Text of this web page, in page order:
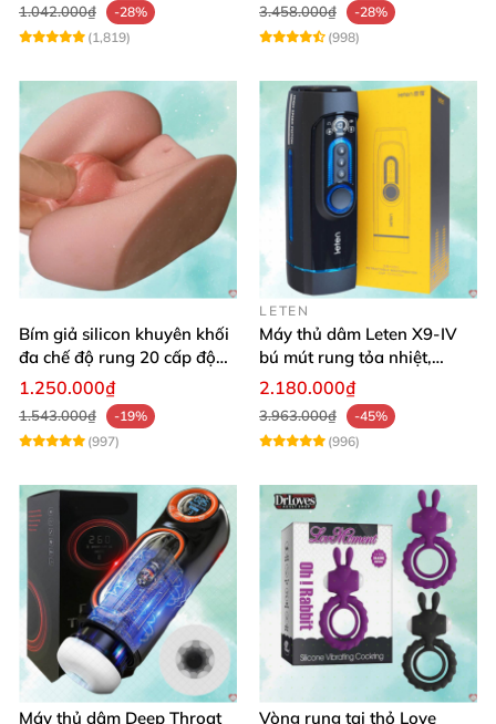
1.042.000₫
-28%
(1,819)
3.458.000₫
-28%
(998)
Bím giả silicon khuyên khối
đa chế độ rung 20 cấp độ
thăng hoa cực đã
1.250.000₫
1.543.000₫
-19%
(997)
LETEN
Máy thủ dâm Leten X9-IV
bú mút rung tỏa nhiệt,
chống nước
2.180.000₫
3.963.000₫
-45%
(996)
Máy thủ dâm Deep Throat
Vòng rung tai thỏ Love